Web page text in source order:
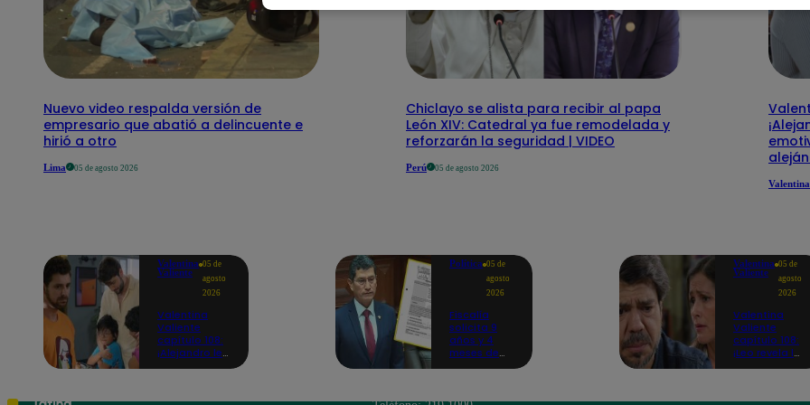
Nuevo video respalda versión de
empresario que abatió a delincuente e
hirió a otro
Lima 05 de agosto 2026
Chiclayo se alista para recibir al papa
León XIV: Catedral ya fue remodelada y
reforzarán la seguridad | VIDEO
Perú 05 de agosto 2026
Valentina
Valiente
05 de
agosto
2026
Valentina
Valiente
capítulo 108:
¡Alejandro le
Política 05 de
agosto
2026
Fiscalía
solicita 9
años y 4
meses de
Valentina
Valiente
05 de
agosto
2026
Valentina
Valiente
capítulo 108:
¡Leo revela la